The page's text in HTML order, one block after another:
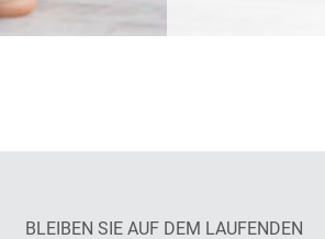
BLEIBEN SIE AUF DEM LAUFENDEN